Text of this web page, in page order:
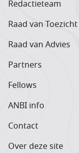
Redactieteam
Raad van Toezicht
Raad van Advies
Partners
Fellows
ANBI info
Contact
Over deze site